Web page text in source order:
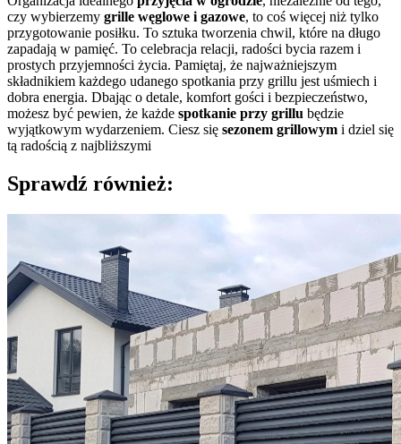
czy wybierzemy grille węglowe i gazowe, to coś więcej niż tylko
przygotowanie posiłku. To sztuka tworzenia chwil, które na długo
zapadają w pamięć. To celebracja relacji, radości bycia razem i
prostych przyjemności życia. Pamiętaj, że najważniejszym
składnikiem każdego udanego spotkania przy grillu jest uśmiech i
dobra energia. Dbając o detale, komfort gości i bezpieczeństwo,
możesz być pewien, że każde spotkanie przy grillu będzie
wyjątkowym wydarzeniem. Ciesz się sezonem grillowym i dziel się
tą radością z najbliższymi
Sprawdź również: